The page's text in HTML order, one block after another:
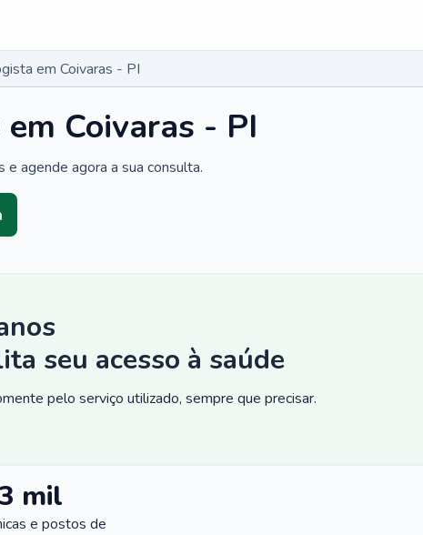
em Coivaras - PI
Coivaras - PI
agende agora a sua consulta.
seu acesso à saúde
pelo serviço utilizado, sempre que precisar.
mil
e postos de